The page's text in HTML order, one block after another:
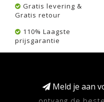
Gratis levering &
Gratis retour
110% Laagste
prijsgarantie
Meld je aan